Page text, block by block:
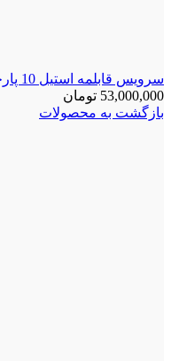
سرویس قابلمه استیل 10 پارچه مدل savour برند arow
53,000,000 تومان
بازگشت به محصولات